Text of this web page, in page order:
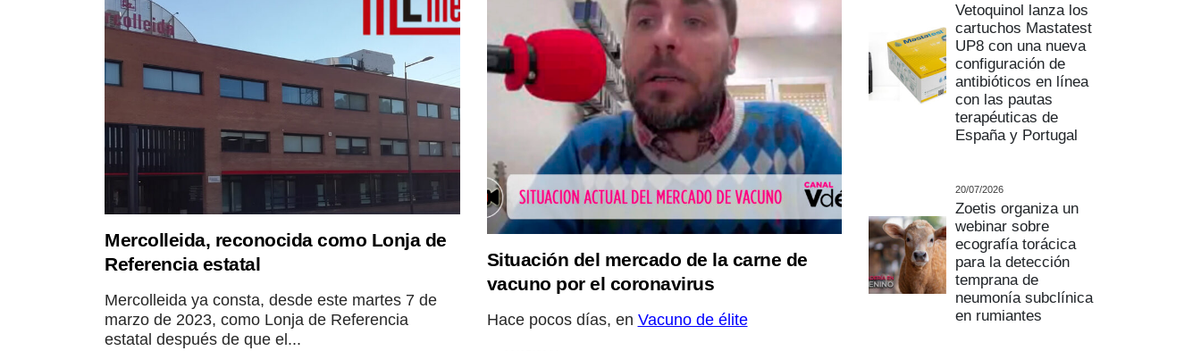
Mercolleida, reconocida como Lonja de
Referencia estatal
Mercolleida ya consta, desde este martes 7 de
marzo de 2023, como Lonja de Referencia
estatal después de que el...
Situación del mercado de la carne de
vacuno por el coronavirus
Hace pocos días, en Vacuno de élite
Vetoquinol lanza los
cartuchos Mastatest
UP8 con una nueva
configuración de
antibióticos en línea
con las pautas
terapéuticas de
España y Portugal
20/07/2026
Zoetis organiza un
webinar sobre
ecografía torácica
para la detección
temprana de
neumonía subclínica
en rumiantes